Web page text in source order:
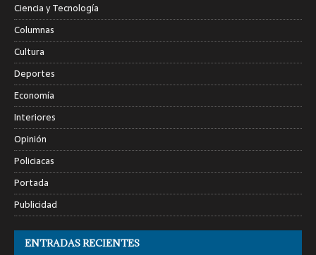
Ciencia y Tecnología
Columnas
Cultura
Deportes
Economía
Interiores
Opinión
Policiacas
Portada
Publicidad
ENTRADAS RECIENTES